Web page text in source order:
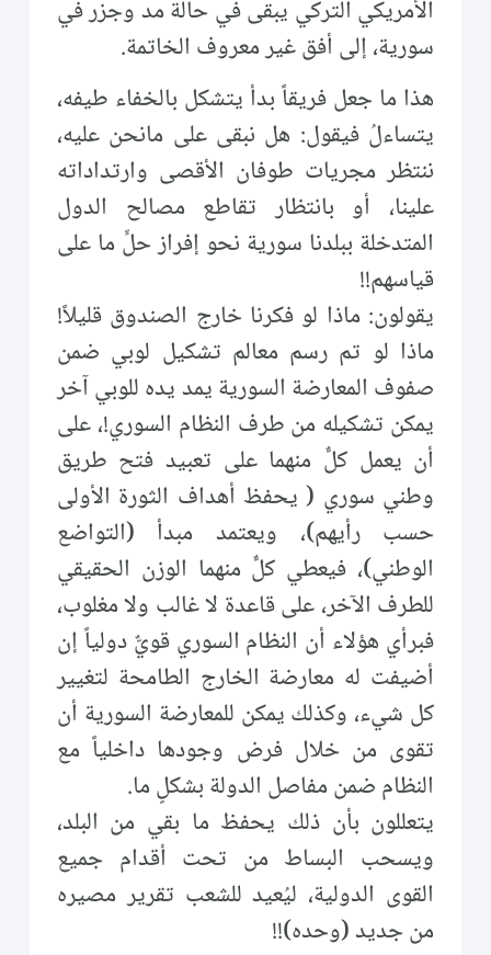
الأمريكي التركي يبقى في حالة مد وجزر في
سورية، إلى أفق غير معروف الخاتمة.
هذا ما جعل فريقاً بدأ يتشكل بالخفاء طيفه،
يتساءلُ فيقول: هل نبقى على مانحن عليه،
ننتظر مجريات طوفان الأقصى وارتداداته
علينا، أو بانتظار تقاطع مصالح الدول
المتدخلة ببلدنا سورية نحو إفراز حلٍّ ما على
قياسهم!!
يقولون: ماذا لو فكرنا خارج الصندوق قليلاً!
ماذا لو تم رسم معالم تشكيل لوبي ضمن
صفوف المعارضة السورية يمد يده للوبي آخر
يمكن تشكيله من طرف النظام السوري!، على
أن يعمل كلٌّ منهما على تعبيد فتح طريق
وطني سوري ( يحفظ أهداف الثورة الأولى
حسب رأيهم)، ويعتمد مبدأ (التواضع
الوطني)، فيعطي كلٌّ منهما الوزن الحقيقي
للطرف الآخر، على قاعدة لا غالب ولا مغلوب،
فبرأي هؤلاء أن النظام السوري قويٌّ دولياً إن
أضيفت له معارضة الخارج الطامحة لتغيير
كل شيء، وكذلك يمكن للمعارضة السورية أن
تقوى من خلال فرض وجودها داخلياً مع
النظام ضمن مفاصل الدولة بشكلٍ ما.
يتعللون بأن ذلك يحفظ ما بقي من البلد،
ويسحب البساط من تحت أقدام جميع
القوى الدولية، ليُعيد للشعب تقرير مصيره
من جديد (وحده)!!